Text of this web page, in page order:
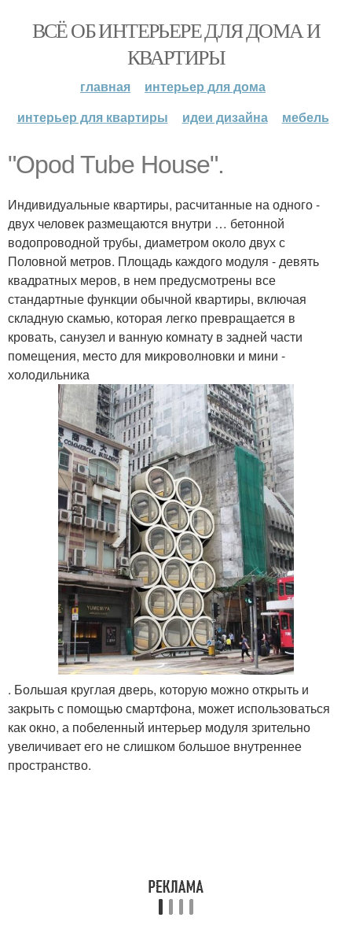
ВСЁ ОБ ИНТЕРЬЕРЕ ДЛЯ ДОМА И
КВАРТИРЫ
главная
интерьер для дома
интерьер для квартиры
идеи дизайна мебель
"Opod Tube House".
Индивидуальные квартиры, расчитанные на одного -
двух человек размещаются внутри … бетонной
водопроводной трубы, диаметром около двух с
Половной метров. Площадь каждого модуля - девять
квадратных меров, в нем предусмотрены все
стандартные функции обычной квартиры, включая
складную скамью, которая легко превращается в
кровать, санузел и ванную комнату в задней части
помещения, место для микроволновки и мини -
холодильника
. Большая круглая дверь, которую можно открыть и
закрыть с помощью смартфона, может использоваться
как окно, а побеленный интерьер модуля зрительно
увеличивает его не слишком большое внутреннее
пространство.